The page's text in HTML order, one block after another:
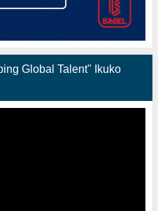
Global Talent" Ikuko